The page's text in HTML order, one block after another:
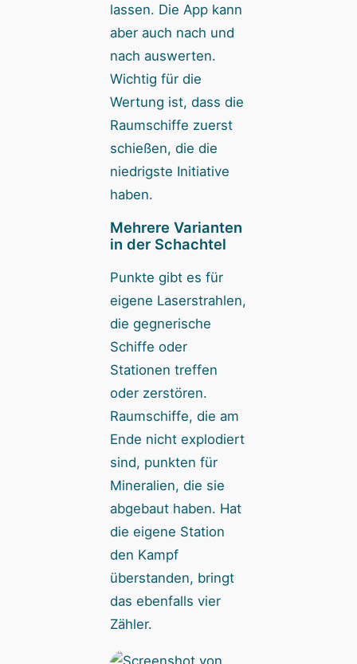
lassen. Die App kann
aber auch nach und
nach auswerten.
Wichtig für die
Wertung ist, dass die
Raumschiffe zuerst
schießen, die die
niedrigste Initiative
haben.
Mehrere Varianten
in der Schachtel
Punkte gibt es für
eigene Laserstrahlen,
die gegnerische
Schiffe oder
Stationen treffen
oder zerstören.
Raumschiffe, die am
Ende nicht explodiert
sind, punkten für
Mineralien, die sie
abgebaut haben. Hat
die eigene Station
den Kampf
überstanden, bringt
das ebenfalls vier
Zähler.